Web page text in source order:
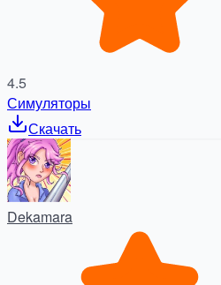
4.5
Симуляторы
Скачать
Dekamara